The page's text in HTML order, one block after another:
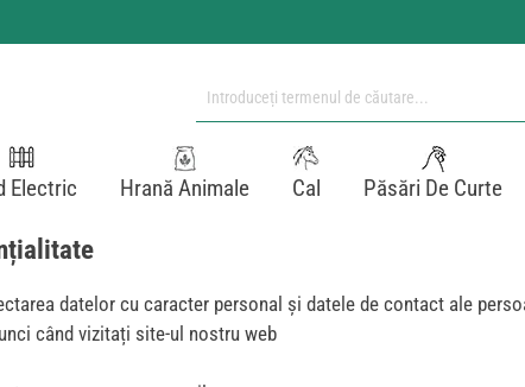
Electric Hrană Animale Cal Păsări De Curte
datelor cu caracter personal și datele de contact ale
când vizitați site-ul nostru web